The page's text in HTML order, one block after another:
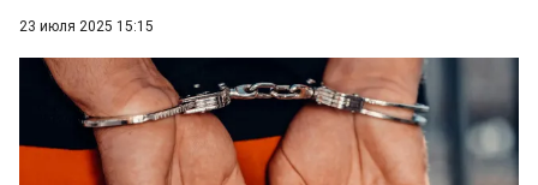
23 июля 2025 15:15